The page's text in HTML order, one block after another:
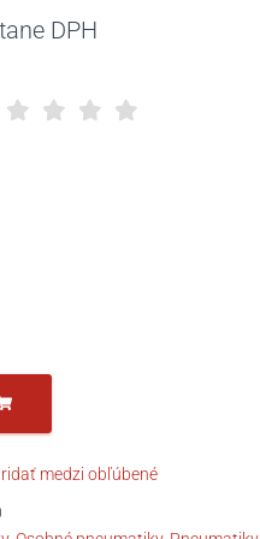
DPH
medzi obľúbené